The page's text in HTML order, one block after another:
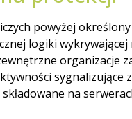
powyżej
logiki wykrywającej
organizacje
sygnalizujące
na